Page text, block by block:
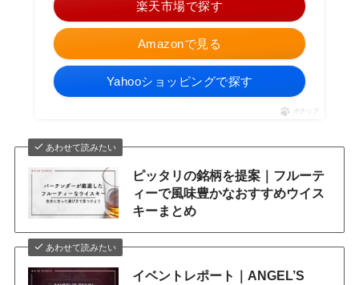
Amazonで見る
楽天市場で探す
Yahooショッピングで探す
ポチップ
あわせて読みたい
ピッタリの銘柄を提案｜フルーテ
ィーで風味豊かなおすすめウイス
キーまとめ
あわせて読みたい
イベントレポート｜ANGEL’S